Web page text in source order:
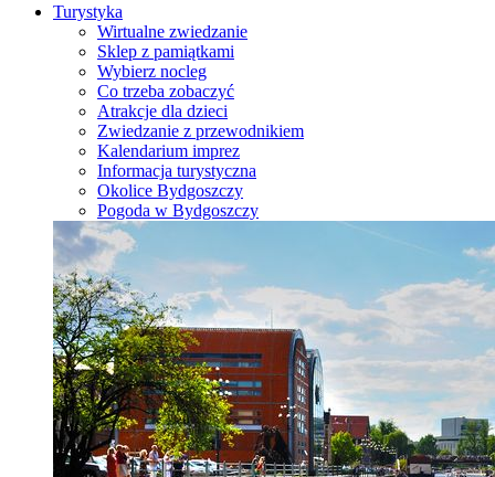
Turystyka
Wirtualne zwiedzanie
Sklep z pamiątkami
Wybierz nocleg
Co trzeba zobaczyć
Atrakcje dla dzieci
Zwiedzanie z przewodnikiem
Kalendarium imprez
Informacja turystyczna
Okolice Bydgoszczy
Pogoda w Bydgoszczy